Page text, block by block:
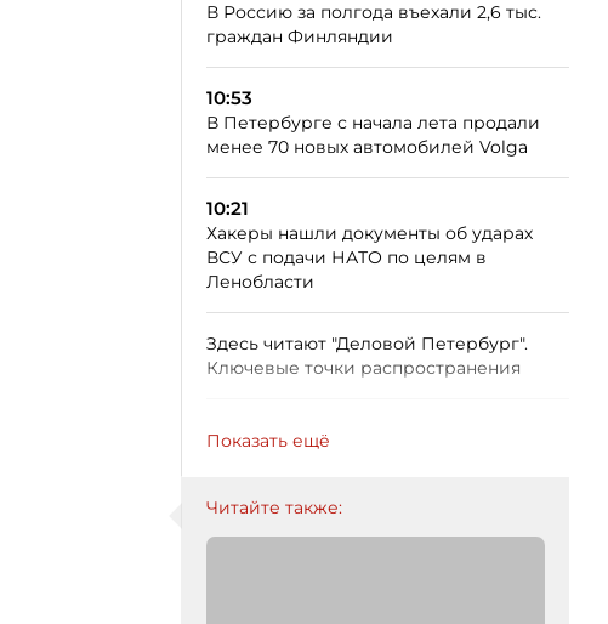
В Россию за полгода въехали 2,6 тыс.
граждан Финляндии
10:53
В Петербурге с начала лета продали
менее 70 новых автомобилей Volga
10:21
Хакеры нашли документы об ударах
ВСУ с подачи НАТО по целям в
Ленобласти
Здесь читают "Деловой Петербург".
Ключевые точки распространения
Показать ещё
Читайте также: